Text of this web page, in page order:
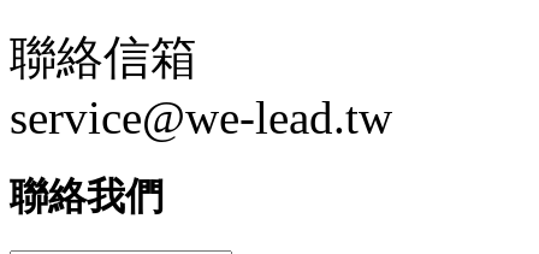
聯絡信箱
service@we-lead.tw
聯絡我們